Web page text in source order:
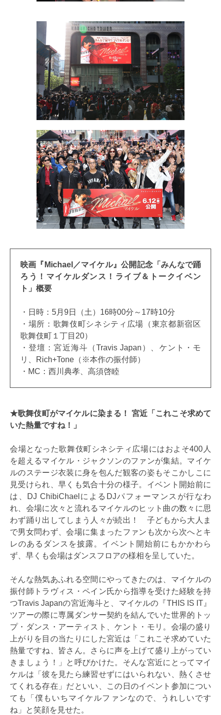
映画『Michael／マイケル』公開記念「みんなで踊
ろう！マイケルダンス！ライブ＆トークイベン
ト」概要
・日時：5月9日（土）16時00分～17時10分
・場所：歌舞伎町シネシティ広場（東京都新宿区
歌舞伎町１丁目20）
・登壇：宮近海斗（Travis Japan）、ケント・モ
リ、Rich+Tone（※本作の振付師）
・MC：西川典孝、高須啓睦
★歌舞伎町がマイケルに染まる！ 宮近「これこそ求めて
いた熱量ですね！」
会場となった歌舞伎町シネシティ広場にはおよそ400人
を超えるマイケル・ジャクソンのファンが集結。マイケ
ルのステージ衣装に身を包んだ観客の姿もそこかしこに
見受けられ、早くも気合十分の様子。イベント開始前に
は、DJ ChibiChaelによるDJパフォーマンスが行なわ
れ、会場に次々と流れるマイケルのヒット曲の数々に思
わず踊り出してしまう人々が続出！ 子どもから大人ま
で男女問わず、会場に集まったファンも次から次へとキ
レのあるダンスを披露。イベント開始前にもかかわら
ず、早くも会場はダンスフロアの様相を呈していた。
そんな熱気あふれる空間にやってきたのは、マイケルの
振付師トラヴィス・ペイン氏から指導を受けた経験を持
つTravis Japanの宮近海斗と、マイケルの『THIS IS IT』
ツアーの際に専属ダンサー契約を結んでいた世界的トッ
プ・ダンス・アーティスト、ケント・モリ。会場の盛り
上がりを目の当たりにした宮近は「これこそ求めていた
熱量ですね、皆さん。さらに声を上げて盛り上がってい
きましょう！」と呼びかけた。そんな宮近にとってマイ
ケルは「彼を見たら練習せずにはいられない、熱くさせ
てくれる存在」だといい、この日のイベント参加につい
ても「僕もいちマイケルファンなので、うれしいです
ね」と笑顔を見せた。